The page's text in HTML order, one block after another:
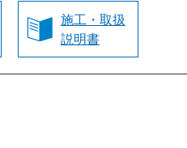
施工・取扱
説明書